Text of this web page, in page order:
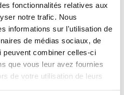
fonctionnalités relatives aux
notre trafic. Nous
informations sur l'utilisation de
de médias sociaux, de
peuvent combiner celles-ci
que vous leur avez fournies
de votre utilisation de leurs